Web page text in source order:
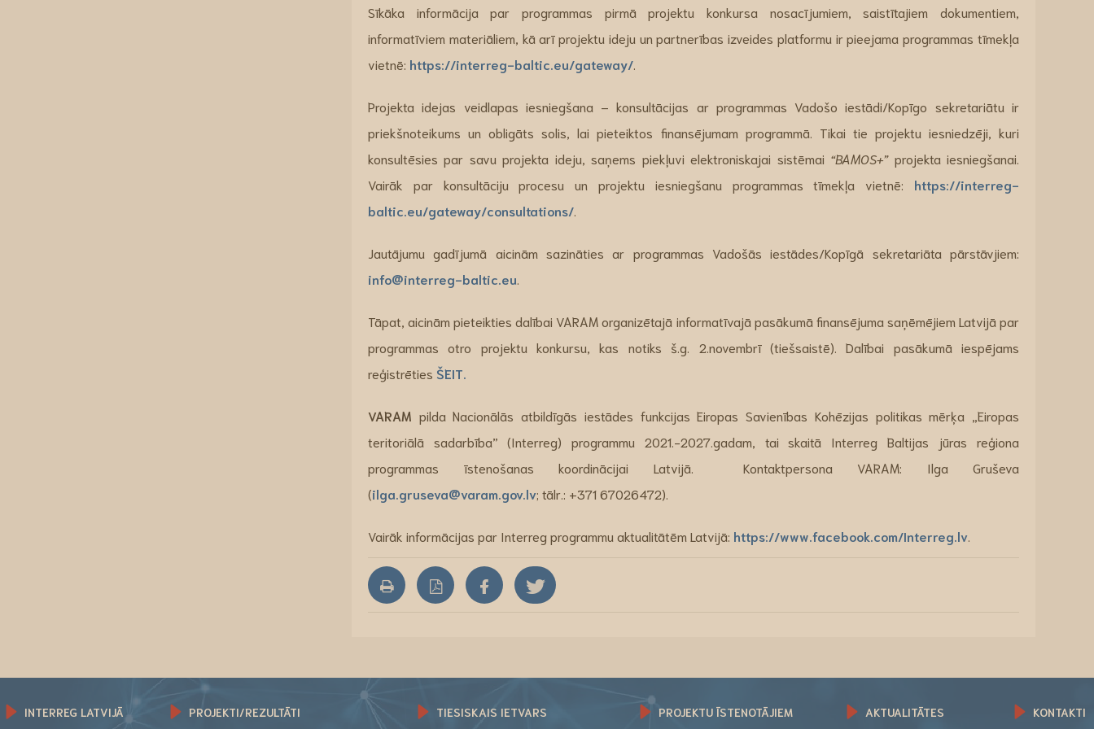
Sīkāka informācija par programmas pirmā projektu konkursa nosacījumiem, saistītajiem dokumentiem,
informatīviem materiāliem, kā arī projektu ideju un partnerības izveides platformu ir pieejama programmas tīmekļa
vietnē: https://interreg-baltic.eu/gateway/
Projekta idejas veidlapas iesniegšana – konsultācijas ar programmas Vadošo iestādi/Kopīgo sekretariātu ir
priekšnoteikums un obligāts solis, lai pieteiktos finansējumam programmā. Tikai tie projektu iesniedzēji, kuri
konsultēsies par savu projekta ideju, saņems piekļuvi elektroniskajai sistēmai “BAMOS+”projekta iesniegšanai.
Vairāk par konsultāciju procesu un projektu iesniegšanu programmas tīmekļa vietnē: https://interreg-
baltic.eu/gateway/consultations/
Jautājumu gadījumā aicinām sazināties ar programmas Vadošās iestādes/Kopīgā sekretariāta pārstāvjiem:
info@interreg-baltic.eu
Tāpat, aicinām pieteikties dalībai VARAM organizētajā informatīvajā pasākumā finansējuma saņēmējiem Latvijā par
programmas otro projektu konkursu, kas notiks š.g. 2.novembrī (tiešsaistē). Dalībai pasākumā iespējams
reģistrēties ŠEIT.
VARAM pilda Nacionālās atbildīgās iestādes funkcijas Eiropas Savienības Kohēzijas politikas mērķa „Eiropas
teritoriālā sadarbība” (Interreg) programmu 2021.-2027.gadam, tai skaitā Interreg Baltijas jūras reģiona
programmas īstenošanas koordinācijai Latvijā. Kontaktpersona VARAM: Ilga Gruševa
(ilga.gruseva@varam.gov.lv; tālr.: +371 67026472).
Vairāk informācijas par Interreg programmu aktualitātēm Latvijā: https://www.facebook.com/Interreg.lv
INTERREG LATVIJĀ
PROJEKTI/REZULTĀTI
TIESISKAIS IETVARS
PROJEKTU ĪSTENOTĀJIEM
AKTUALITĀTES
KONTAKTI